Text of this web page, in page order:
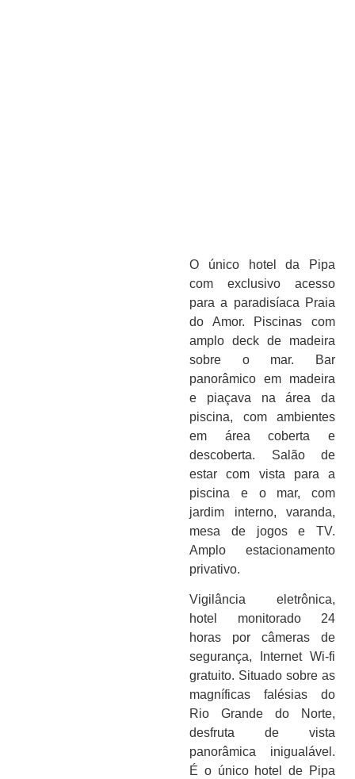
O único hotel da Pipa
com exclusivo acesso
para a paradisíaca Praia
do Amor. Piscinas com
amplo deck de madeira
sobre o mar. Bar
panorâmico em madeira
e piaçava na área da
piscina, com ambientes
em área coberta e
descoberta. Salão de
estar com vista para a
piscina e o mar, com
jardim interno, varanda,
mesa de jogos e TV.
Amplo estacionamento
privativo.
Vigilância eletrônica,
hotel monitorado 24
horas por câmeras de
segurança, Internet Wi-fi
gratuito. Situado sobre as
magníficas falésias do
Rio Grande do Norte,
desfruta de vista
panorâmica inigualável.
É o único hotel de Pipa